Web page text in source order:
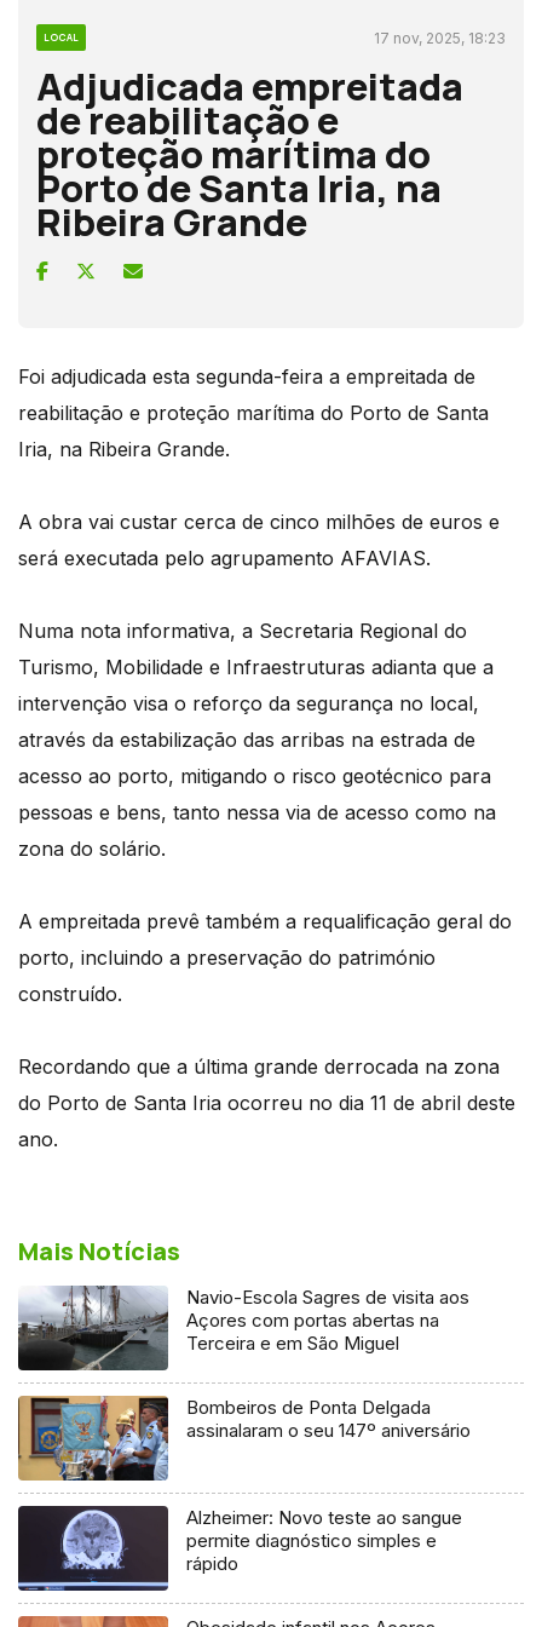
LOCAL 17 nov, 2025, 18:23
Adjudicada empreitada
de reabilitação e
proteção marítima do
Porto de Santa Iria, na
Ribeira Grande
Foi adjudicada esta segunda-feira a empreitada de
reabilitação e proteção marítima do Porto de Santa
Iria, na Ribeira Grande.
A obra vai custar cerca de cinco milhões de euros e
será executada pelo agrupamento AFAVIAS.
Numa nota informativa, a Secretaria Regional do
Turismo, Mobilidade e Infraestruturas adianta que a
intervenção visa o reforço da segurança no local,
através da estabilização das arribas na estrada de
acesso ao porto, mitigando o risco geotécnico para
pessoas e bens, tanto nessa via de acesso como na
zona do solário.
A empreitada prevê também a requalificação geral do
porto, incluindo a preservação do património
construído.
Recordando que a última grande derrocada na zona
do Porto de Santa Iria ocorreu no dia 11 de abril deste
ano.
Mais Notícias
Navio-Escola Sagres de visita aos
Açores com portas abertas na
Terceira e em São Miguel
Bombeiros de Ponta Delgada
assinalaram o seu 147º aniversário
Alzheimer: Novo teste ao sangue
permite diagnóstico simples e
rápido